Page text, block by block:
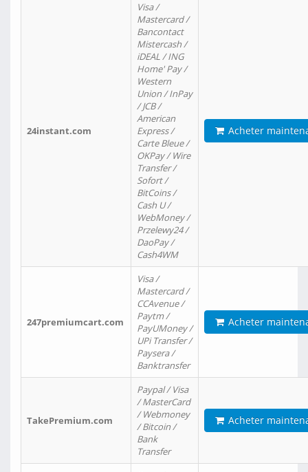
24instant.com
Visa /
Mastercard /
Bancontact
Mistercash /
iDEAL / ING
Home' Pay /
Western
Union / InPay
/ JCB /
American
Express /
Carte Bleue /
OKPay / Wire
Transfer /
Sofort /
BitCoins /
Cash U /
WebMoney /
Przelewy24 /
DaoPay /
Cash4WM
Acheter
247premiumcart.com
Visa /
Mastercard /
CCAvenue /
Paytm /
PayUMoney /
UPi Transfer /
Paysera /
Banktransfer
Acheter
TakePremium.com
Paypal / Visa
/ MasterCard
/ Webmoney
/ Bitcoin /
Bank
Transfer
Acheter